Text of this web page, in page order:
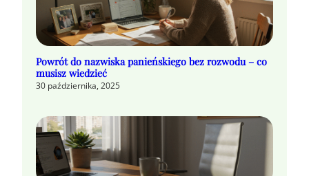
Powrót do nazwiska panieńskiego bez rozwodu – co
musisz wiedzieć
30 października, 2025